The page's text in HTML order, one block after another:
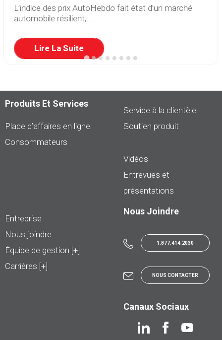
L’indice des prix AutoHebdo fait état d’un marché
automobile résilient,...
Lire La Suite
Produits Et Services
Place d’affaires en ligne
Consommateurs
Service à la clientèle
Soutien produit
Vidéos
Entrevues et
présentations
Entreprise
Nous joindre
Équipe de gestion [+]
Carrières [+]
Nous Joindre
1.877.414.2030
NOUS CONTACTER
Canaux Sociaux